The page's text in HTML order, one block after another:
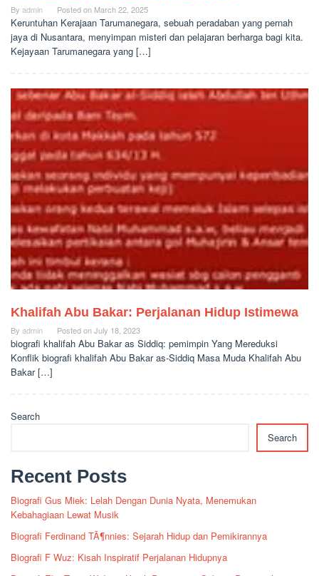
By admin Posted on March 22, 2025
Keruntuhan Kerajaan Tarumanegara, sebuah peradaban yang pernah
jaya di Nusantara, menyimpan misteri dan pelajaran berharga bagi kita.
Kejayaan Tarumanegara yang […]
Khalifah Abu Bakar: Perjalanan Hidup Istimewa
By admin Posted onJuly 18, 2023
biografi khalifah Abu Bakar as Siddiq: pemimpin Yang Mereduksi
Konflik biografi khalifah Abu Bakar as-Siddiq Masa Muda Khalifah Abu
Bakar […]
Search
Search
Recent Posts
Biografi Gus Miek: Lelah Dengan Dunia Nyata, Menemukan
Kebahagiaan Lewat Musik
Biografi Ferdinand TÃ¶nnies: Sejarah Hidup dan Pemikirannya
Biografi F Wuz: Kisah Inspiratif Perjalanan Hidupnya